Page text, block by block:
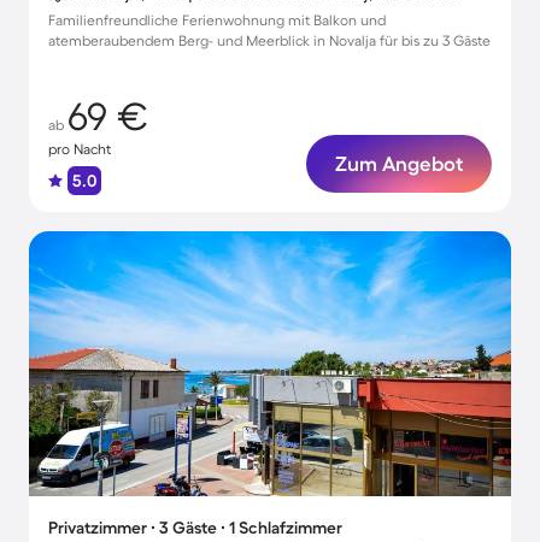
Familienfreundliche Ferienwohnung mit Balkon und
atemberaubendem Berg- und Meerblick in Novalja für bis zu 3 Gäste
ab 69 €
pro Nacht
5.0
Zum Angebot
Privatzimmer ∙ 3 Gäste ∙ 1 Schlafzimmer